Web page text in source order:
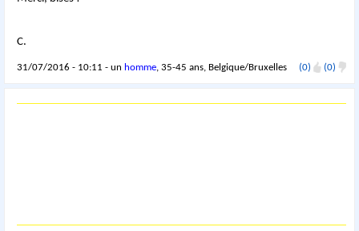
C.
31/07/2016 - 10:11 - un homme, 35-45 ans, Belgique/Bruxelles (0) (0)